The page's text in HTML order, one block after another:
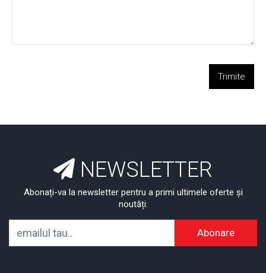
Trimite
NEWSLETTER
Abonați-va la newsletter pentru a primi ultimele oferte și
noutăți:
Abonare